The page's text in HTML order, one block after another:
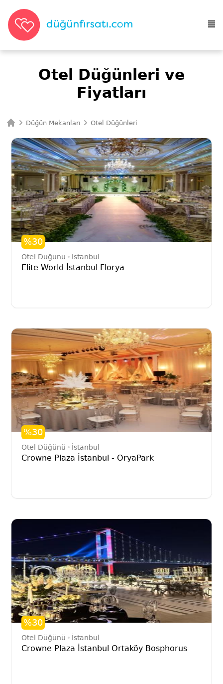
Otel Düğünleri ve
Fiyatları
Düğün Mekanları Otel Düğünleri
%30
Otel Düğünü İstanbul
Elite World İstanbul Florya
%30
Otel Düğünü İstanbul
Crowne Plaza İstanbul - OryaPark
%30
Otel Düğünü İstanbul
Crowne Plaza İstanbul Ortaköy Bosphorus